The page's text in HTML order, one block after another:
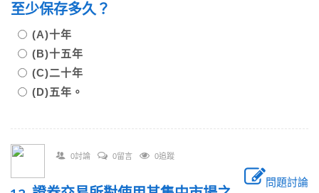
至少保存多久？
(A)十年
(B)十五年
(C)二十年
(D)五年。
0討論 0留言 0追蹤
問題討論